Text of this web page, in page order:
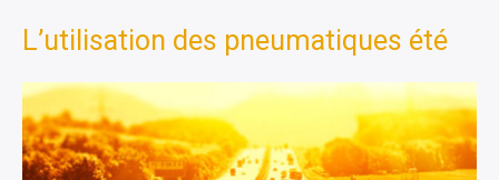
L’utilisation des pneumatiques été